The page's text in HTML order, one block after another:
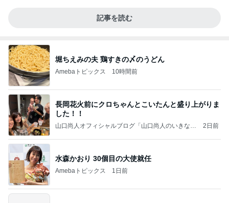
記事を読む
堀ちえみの夫 鶏すきの〆のうどん
Amebaトピックス 10時間前
長岡花火前にクロちゃんとこいたんと盛り上がりま
した！！
山口尚人オフィシャルブログ「山口尚人のいきなり
by Ameba
2日前
水森かおり 30個目の大使就任
Amebaトピックス 1日前